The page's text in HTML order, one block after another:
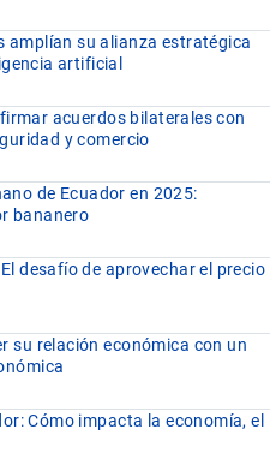
amplían su alianza estratégica
artificial
acuerdos bilaterales con
y comercio
de Ecuador en 2025:
bananero
desafío de aprovechar el precio
su relación económica con un
Cómo impacta la economía, el